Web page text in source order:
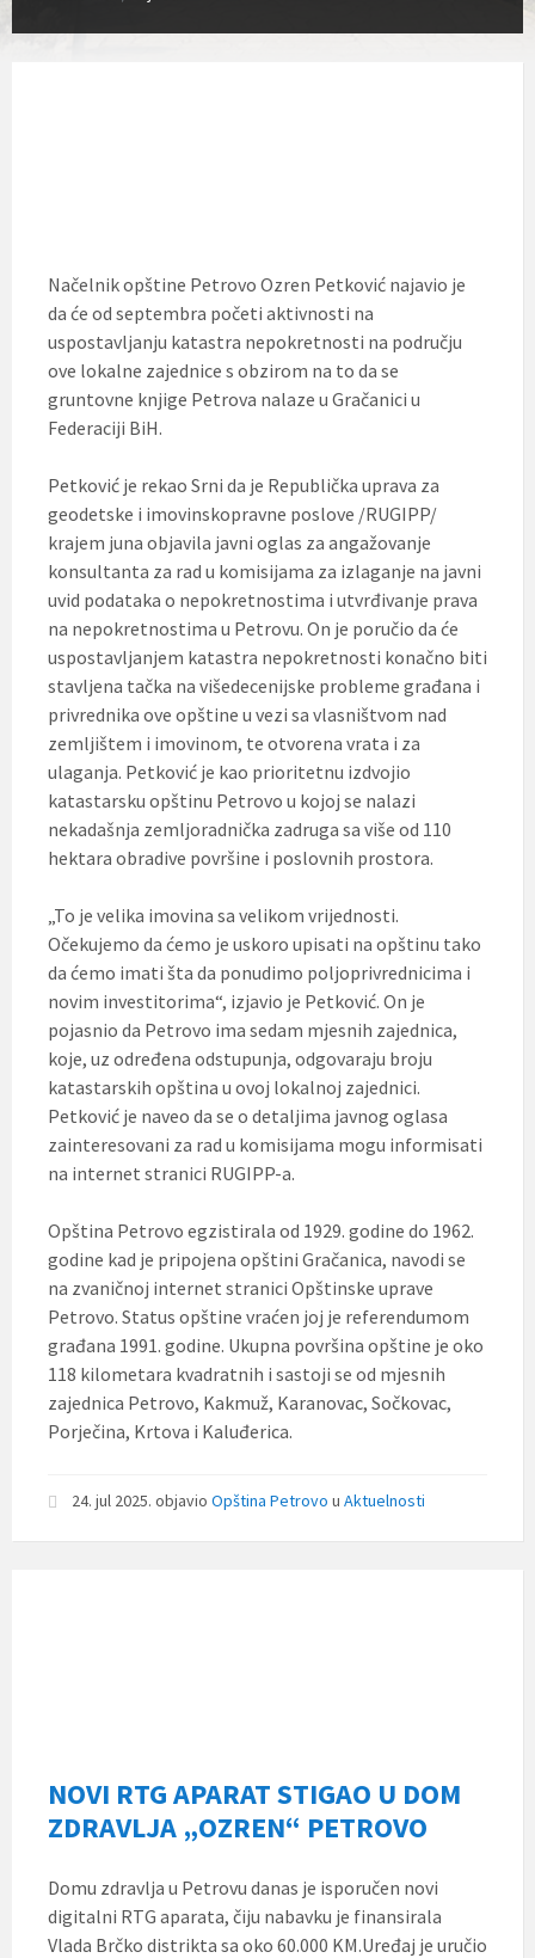
Načelnik opštine Petrovo Ozren Petković najavio je
da će od septembra početi aktivnosti na
uspostavljanju katastra nepokretnosti na području
ove lokalne zajednice s obzirom na to da se
gruntovne knjige Petrova nalaze u Gračanici u
Federaciji BiH.
Petković je rekao Srni da je Republička uprava za
geodetske i imovinskopravne poslove /RUGIPP/
krajem juna objavila javni oglas za angažovanje
konsultanta za rad u komisijama za izlaganje na javni
uvid podataka o nepokretnostima i utvrđivanje prava
na nepokretnostima u Petrovu. On je poručio da će
uspostavljanjem katastra nepokretnosti konačno biti
stavljena tačka na višedecenijske probleme građana i
privrednika ove opštine u vezi sa vlasništvom nad
zemljištem i imovinom, te otvorena vrata i za
ulaganja. Petković je kao prioritetnu izdvojio
katastarsku opštinu Petrovo u kojoj se nalazi
nekadašnja zemljoradnička zadruga sa više od 110
hektara obradive površine i poslovnih prostora.
„To je velika imovina sa velikom vrijednosti.
Očekujemo da ćemo je uskoro upisati na opštinu tako
da ćemo imati šta da ponudimo poljoprivrednicima i
novim investitorima“, izjavio je Petković. On je
pojasnio da Petrovo ima sedam mjesnih zajednica,
koje, uz određena odstupunja, odgovaraju broju
katastarskih opština u ovoj lokalnoj zajednici.
Petković je naveo da se o detaljima javnog oglasa
zainteresovani za rad u komisijama mogu informisati
na internet stranici RUGIPP-a.
Opština Petrovo egzistirala od 1929. godine do 1962.
godine kad je pripojena opštini Gračanica, navodi se
na zvaničnoj internet stranici Opštinske uprave
Petrovo. Status opštine vraćen joj je referendumom
građana 1991. godine. Ukupna površina opštine je oko
118 kilometara kvadratnih i sastoji se od mjesnih
zajednica Petrovo, Kakmuž, Karanovac, Sočkovac,
Porječina, Krtova i Kaluđerica.
24. jul 2025. objavio Opština Petrovo u Aktuelnosti
NOVI RTG APARAT STIGAO U DOM
ZDRAVLJA „OZREN“ PETROVO
Domu zdravlja u Petrovu danas je isporučen novi
digitalni RTG aparata, čiju nabavku je finansirala
Vlada Brčko distrikta sa oko 60.000 KM.Uređaj je uručio